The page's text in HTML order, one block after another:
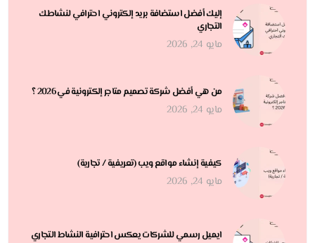
إليك أفضل استضافة بريد إلكتروني احترافي لنشاطك
التجاري
مايو 24, 2026
من هي أفضل شركة تصميم متاجر إلكترونية في 2026 ؟
مايو 24, 2026
كيفية إنشاء مواقع ويب (تعريفية / تجارية)
مايو 24, 2026
ايميل رسمي للشركات يعكس احترافية النشاط التجاري